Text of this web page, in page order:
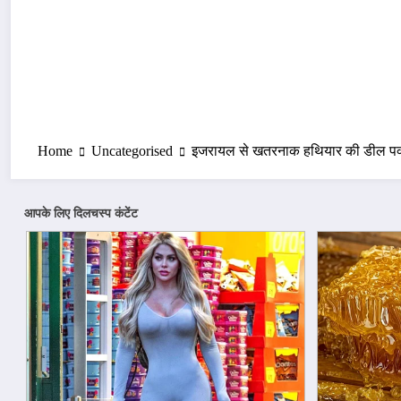
Home Uncategorised इजरायल से खतरनाक हथियार की डील